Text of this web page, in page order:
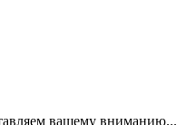
вашему вниманию...